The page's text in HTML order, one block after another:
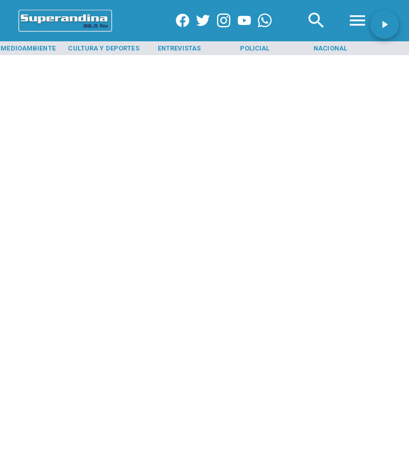
MEDIOAMBIENTE CULTURA Y DEPORTES ENTREVISTAS POLICIAL NACIONAL